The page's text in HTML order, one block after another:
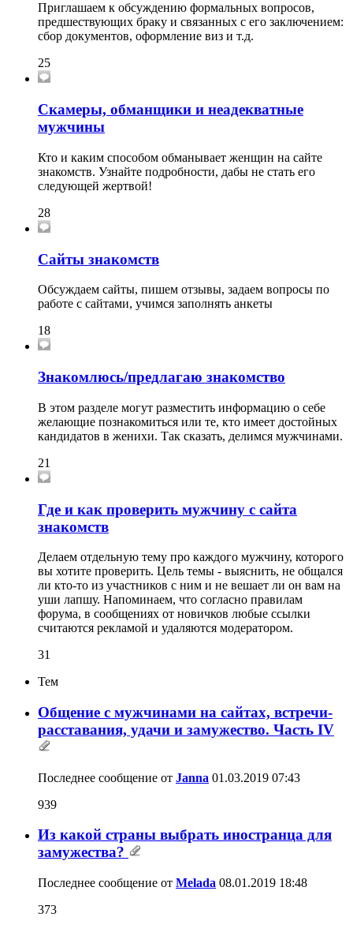
Приглашаем к обсуждению формальных вопросов,
предшествующих браку и связанных с его заключением:
сбор документов, оформление виз и т.д.
25
Скамеры, обманщики и неадекватные
мужчины
Кто и каким способом обманывает женщин на сайте
знакомств. Узнайте подробности, дабы не стать его
следующей жертвой!
28
Сайты знакомств
Обсуждаем сайты, пишем отзывы, задаем вопросы по
работе с сайтами, учимся заполнять анкеты
18
Знакомлюсь/предлагаю знакомство
В этом разделе могут разместить информацию о себе
желающие познакомиться или те, кто имеет достойных
кандидатов в женихи. Так сказать, делимся мужчинами.
21
Где и как проверить мужчину с сайта
знакомств
Делаем отдельную тему про каждого мужчину, которого
вы хотите проверить. Цель темы - выяснить, не общался
ли кто-то из участников с ним и не вешает ли он вам на
уши лапшу. Напоминаем, что согласно правилам
форума, в сообщениях от новичков любые ссылки
считаются рекламой и удаляются модератором.
31
Тем
Общение с мужчинами на сайтах, встречи-
расставания, удачи и замужество. Часть IV
Последнее сообщение от Janna 01.03.2019 07:43
939
Из какой страны выбрать иностранца для
замужества?
Последнее сообщение от Melada 08.01.2019 18:48
373